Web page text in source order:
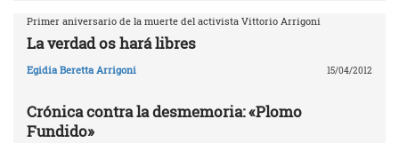
Primer aniversario de la muerte del activista Vittorio Arrigoni
La verdad os hará libres
Egidia Beretta Arrigoni 15/04/2012
Crónica contra la desmemoria: «Plomo
Fundido»